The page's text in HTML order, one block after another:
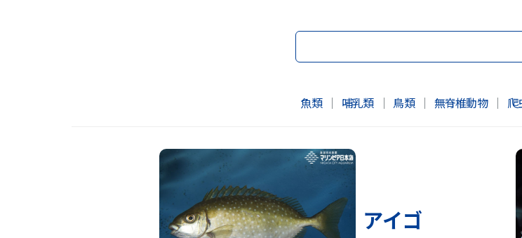
魚類 ｜ 哺乳類 ｜ 鳥類 ｜ 無脊椎動物 ｜ 爬
アイゴ